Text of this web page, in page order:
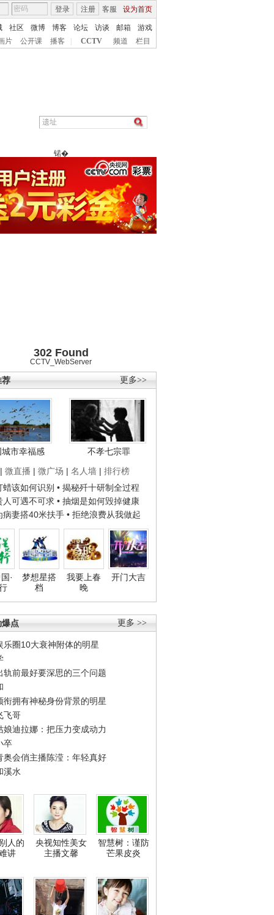
客服 设为首页
登录 注册
社区 微博 博客 论坛 访谈 邮箱
游戏
片
公开课 播客 CCTV 频道 栏目
锘�
302 Found
CCTV_WebServer
更多>>
荐
城市幸福感
不孝七宗罪
微直播 | 微广场 | 名人墙 | 排行榜
蜡该如何识别 • 揭秘歼十研制全过程
人可遇不可求 • 抽烟是如何毁掉健康
病妻搭40米扶手 • 拒绝浪费从我做起
·
梦想星搭
档
我要上春
晚
开门大吉
更多 >>
爆点
乐圈10大衰神附体的明星
轨前最好要深思的三个问题
衔拥有神秘身份背景的明星
飞哥
娘迪拉娜：把压力变成动力
卒
奥会俏主播陈滢：年轻真好
溪水
人的
讲
央视知性美女
主播文馨
智慧树：谨防
芒果皮炎